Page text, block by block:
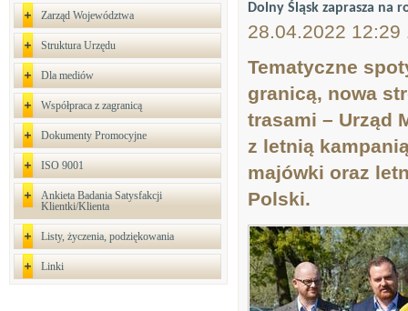
Zarząd Województwa
Struktura Urzędu
Dla mediów
Współpraca z zagranicą
Dokumenty Promocyjne
ISO 9001
Ankieta Badania Satysfakcji
Klientki/Klienta
Listy, życzenia, podziękowania
Linki
Dolny Śląsk zaprasza na
28.04.2022 12:29
Tematyczne
granicą, nowa
trasami – Urząd
z letnią
majówki oraz
Polski.